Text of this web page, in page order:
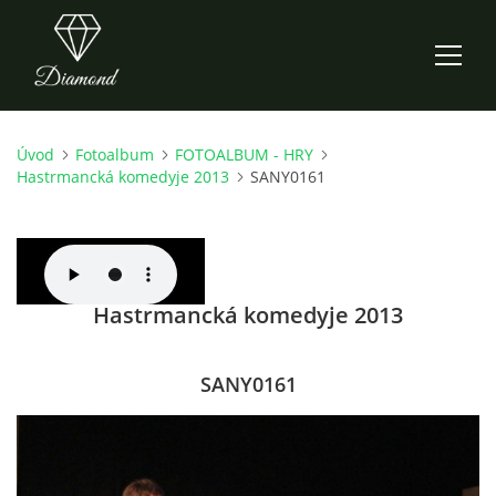
ÚVOD
O NÁS
Úvod Fotoalbum
FOTOALBUM - HRY
Hastrmancká komedyje 2013
SANY0161
Hastrmancká komedyje 2013
SANY0161